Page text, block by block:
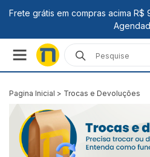
Pagina Inicial > Trocas e Devoluções